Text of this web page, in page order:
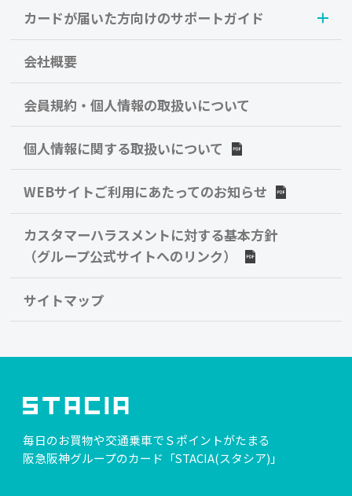
カードが届いた方向けのサポートガイド
会社概要
会員規約・個人情報の取扱いについて
個人情報に関する取扱いについて
WEBサイトご利用にあたってのお知らせ
カスタマーハラスメントに対する基本方針
（グループ公式サイトへのリンク）
サイトマップ
毎日のお買物や交通乗車でＳポイントがたまる
阪急阪神グループのカード「STACIA(スタシア)」